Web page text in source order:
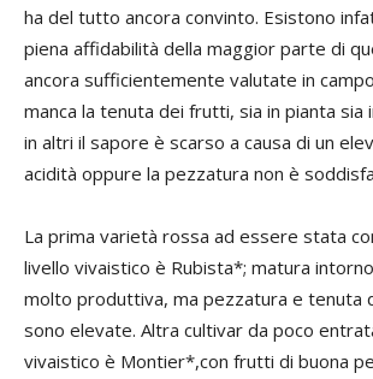
ha del tutto ancora convinto. Esistono
piena affidabilità della maggior parte di
ancora sufficientemente valutate in
manca la tenuta dei frutti, sia in pianta sia
in altri il sapore è scarso a causa di un
acidità oppure la pezzatura non è
La prima varietà rossa ad essere stata
livello vivaistico è Rubista*; matura
molto produttiva, ma pezzatura e tenuta
sono elevate. Altra cultivar da poco
vivaistico è Montier*,con frutti di buona